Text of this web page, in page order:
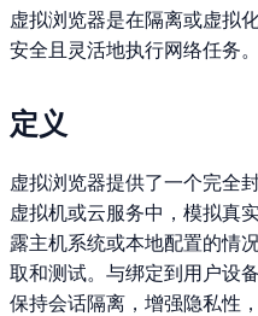
虚拟浏览器是在隔离或虚拟
安全且灵活地执行网络任务。
定义
虚拟浏览器提供了一个完全
虚拟机或云服务中，模拟真
露主机系统或本地配置的情
取和测试。与绑定到用户设
保持会话隔离，增强隐私性